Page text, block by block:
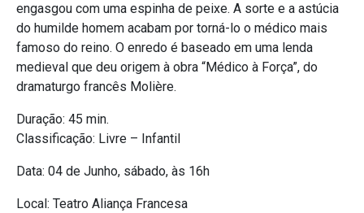
engasgou com uma espinha de peixe. A sorte e a astúcia
do humilde homem acabam por torná-lo o médico mais
famoso do reino. O enredo é baseado em uma lenda
medieval que deu origem à obra “Médico à Força”, do
dramaturgo francês Molière.
Duração: 45 min.
Classificação: Livre – Infantil
Data: 04 de Junho, sábado, às 16h
Local: Teatro Aliança Francesa